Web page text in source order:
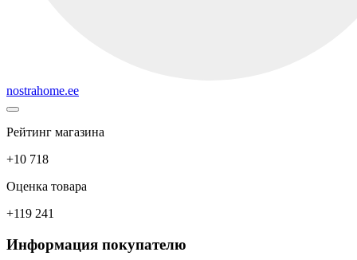
nostrahome.ee
Рейтинг магазина
+10 718
Оценка товара
+119 241
Информация покупателю